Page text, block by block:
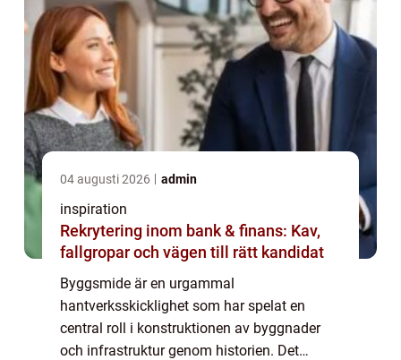
04 augusti 2026 admin
inspiration
Rekrytering inom bank & finans: Kav,
fallgropar och vägen till rätt kandidat
Byggsmide är en urgammal
hantverksskicklighet som har spelat en
central roll i konstruktionen av byggnader
och infrastruktur genom historien. Det